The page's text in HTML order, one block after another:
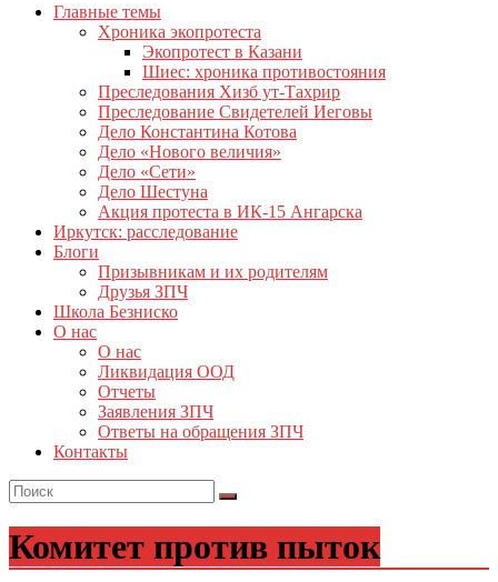
Главные темы
Хроника экопротеста
Экопротест в Казани
Шиес: хроника противостояния
Преследования Хизб ут-Тахрир
Преследование Свидетелей Иеговы
Дело Константина Котова
Дело «Нового величия»
Дело «Сети»
Дело Шестуна
Акция протеста в ИК-15 Ангарска
Иркутск: расследование
Блоги
Призывникам и их родителям
Друзья ЗПЧ
Школа Безниско
О нас
О нас
Ликвидация ООД
Отчеты
Заявления ЗПЧ
Ответы на обращения ЗПЧ
Контакты
Комитет против пыток